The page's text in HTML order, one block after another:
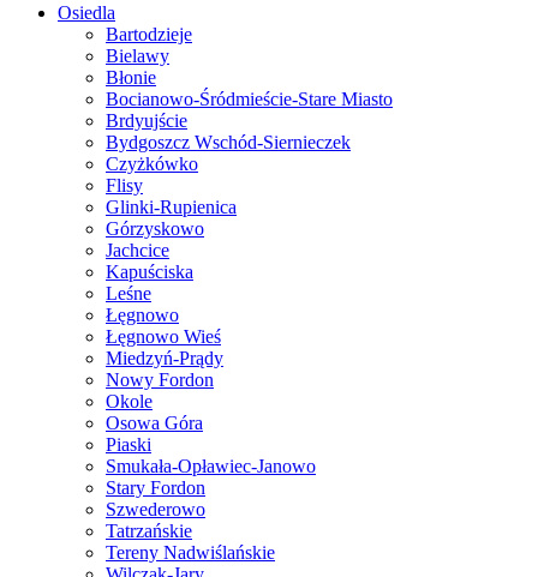
Osiedla
Bartodzieje
Bielawy
Błonie
Bocianowo-Śródmieście-Stare Miasto
Brdyujście
Bydgoszcz Wschód-Siernieczek
Czyżkówko
Flisy
Glinki-Rupienica
Górzyskowo
Jachcice
Kapuściska
Leśne
Łęgnowo
Łęgnowo Wieś
Miedzyń-Prądy
Nowy Fordon
Okole
Osowa Góra
Piaski
Smukała-Opławiec-Janowo
Stary Fordon
Szwederowo
Tatrzańskie
Tereny Nadwiślańskie